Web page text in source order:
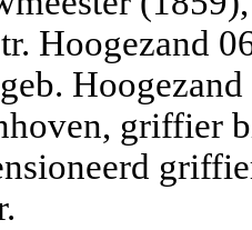
Hoogezand
griffier